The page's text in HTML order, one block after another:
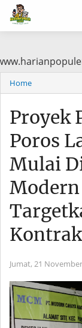
Baca di
Home
Proyek
Poros
Mulai
Kontrak
Jumat, 21